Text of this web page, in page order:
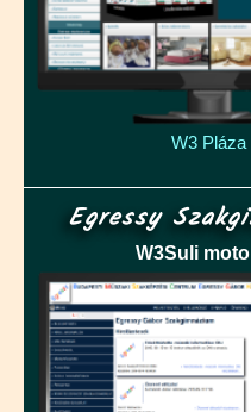
W3 Pláza
Egressy
W3Suli